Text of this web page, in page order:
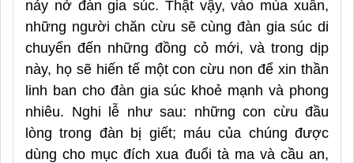
nảy nở đàn gia súc. Thật vậy, vào mùa xuân,
những người chăn cừu sẽ cùng đàn gia súc di
chuyển đến những đồng cỏ mới, và trong dịp
này, họ sẽ hiến tế một con cừu non để xin thần
linh ban cho đàn gia súc khoẻ mạnh và phong
nhiêu. Nghi lễ như sau: những con cừu đầu
lòng trong đàn bị giết; máu của chúng được
dùng cho mục đích xua đuổi tà ma và cầu an,